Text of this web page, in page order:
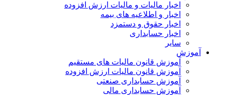
اخبار مالیات و مالیات ارزش افزوده
اخبار و اطلاعیه های بیمه
اخبار حقوق و دستمزد
اخبار حسابداری
سایر
آموزش
آموزش قانون مالیات های مستقیم
آموزش قانون مالیات ارزش افزوده
آموزش حسابداری صنعتی
آموزش حسابداری مالی